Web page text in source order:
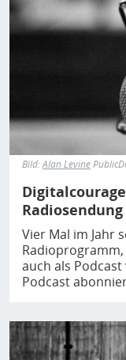
Bild:Alan Levine
Vier Mal im Jahr
auch als
Podcast
Bild